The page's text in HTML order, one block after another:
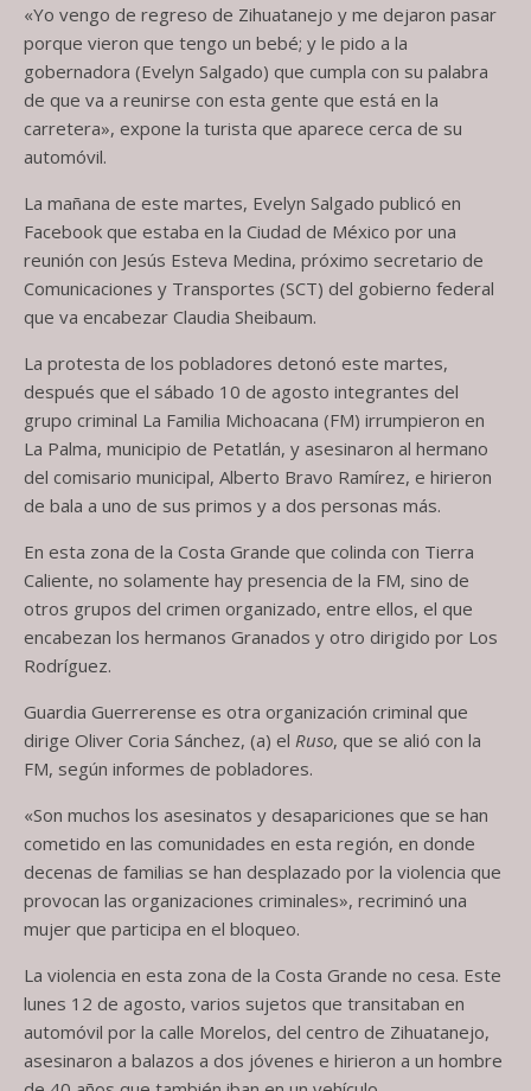
«Yo vengo de regreso de Zihuatanejo y me dejaron pasar
porque vieron que tengo un bebé; y le pido a la
gobernadora (Evelyn Salgado) que cumpla con su palabra
de que va a reunirse con esta gente que está en la
carretera», expone la turista que aparece cerca de su
automóvil.
La mañana de este martes, Evelyn Salgado publicó en
Facebook que estaba en la Ciudad de México por una
reunión con Jesús Esteva Medina, próximo secretario de
Comunicaciones y Transportes (SCT) del gobierno federal
que va encabezar Claudia Sheibaum.
La protesta de los pobladores detonó este martes,
después que el sábado 10 de agosto integrantes del
grupo criminal La Familia Michoacana (FM) irrumpieron en
La Palma, municipio de Petatlán, y asesinaron al hermano
del comisario municipal, Alberto Bravo Ramírez, e hirieron
de bala a uno de sus primos y a dos personas más.
En esta zona de la Costa Grande que colinda con Tierra
Caliente, no solamente hay presencia de la FM, sino de
otros grupos del crimen organizado, entre ellos, el que
encabezan los hermanos Granados y otro dirigido por Los
Rodríguez.
Guardia Guerrerense es otra organización criminal que
dirige Oliver Coria Sánchez, (a) el Ruso, que se alió con la
FM, según informes de pobladores.
«Son muchos los asesinatos y desapariciones que se han
cometido en las comunidades en esta región, en donde
decenas de familias se han desplazado por la violencia que
provocan las organizaciones criminales», recriminó una
mujer que participa en el bloqueo.
La violencia en esta zona de la Costa Grande no cesa. Este
lunes 12 de agosto, varios sujetos que transitaban en
automóvil por la calle Morelos, del centro de Zihuatanejo,
asesinaron a balazos a dos jóvenes e hirieron a un hombre